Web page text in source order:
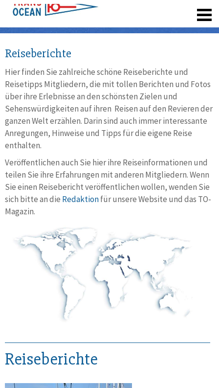
Reiseberichte
Hier finden Sie zahlreiche schöne Reiseberichte und
Reisetipps Mitgliedern, die mit tollen Berichten und Fotos
über ihre Erlebnisse an den schönsten Zielen und
Sehenswürdigkeiten auf ihren Reisen auf den Revieren der
ganzen Welt erzählen. Darin sind auch immer interessante
Anregungen, Hinweise und Tipps für die eigene Reise
enthalten.
Veröffentlichen auch Sie hier ihre Reiseinformationen und
teilen Sie ihre Erfahrungen mit anderen Mitgliedern. Wenn
Sie einen Reisebericht veröffentlichen wollen, wenden Sie
sich bitte an die Redaktionfür unsere Website und das TO-
Magazin.
Reiseberichte